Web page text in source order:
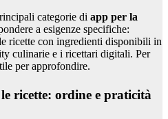
categorie di app per la
a esigenze specifiche:
ricette con ingredienti disponibili in
culinarie e i ricettari digitali. Per
per approfondire.
ricette: ordine e praticità